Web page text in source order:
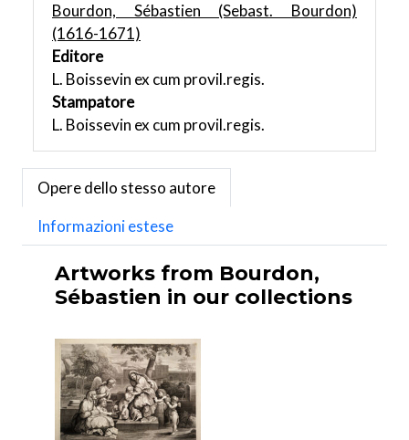
Bourdon, Sébastien (Sebast. Bourdon)
(1616-1671)
Editore
L. Boissevin ex cum provil.regis.
Stampatore
L. Boissevin ex cum provil.regis.
Opere dello stesso autore
Informazioni estese
Artworks from Bourdon,
Sébastien in our collections